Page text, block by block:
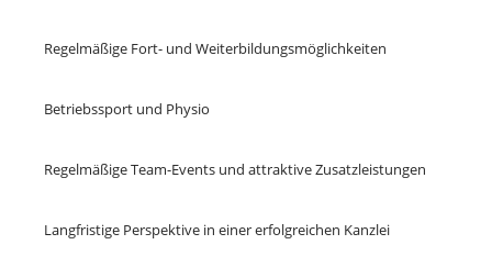
Regelmäßige Fort- und Weiterbildungsmöglichkeiten
Betriebssport und Physio
Regelmäßige Team-Events und attraktive Zusatzleistungen
Langfristige Perspektive in einer erfolgreichen Kanzlei